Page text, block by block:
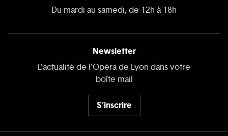
Du mardi au samedi, de 12h à 18h
Newsletter
L’actualité de l’Opéra de Lyon dans votre
boîte mail
S'inscrire